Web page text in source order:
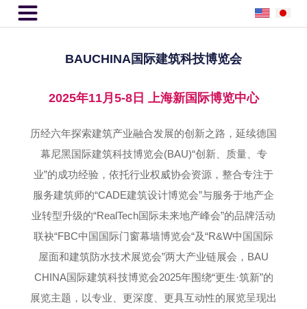

BAUCHINA国际建筑科技博览会
2025年11月5-8日 上海新国际博览中心
历经六年探索建筑产业融合发展的创新之路，延续德国
幕尼黑国际建筑科技博览会(BAU)“创新、质量、专
业”的成功经验，依托行业权威协会资源，整合专注于
服务建筑师的“CADE建筑设计博览会”与服务于地产企
业转型升级的“RealTech国际未来地产峰会”的品牌活动
联袂“FBC中国国际门窗幕墙博览会“及“R&W中国国际
屋面和建筑防水技术展览会”两大产业链展会，BAU
CHINA国际建筑科技博览会2025年围绕“更生·筑新”的
展览主题，以专业、更深度、更具互动性的展览呈现出